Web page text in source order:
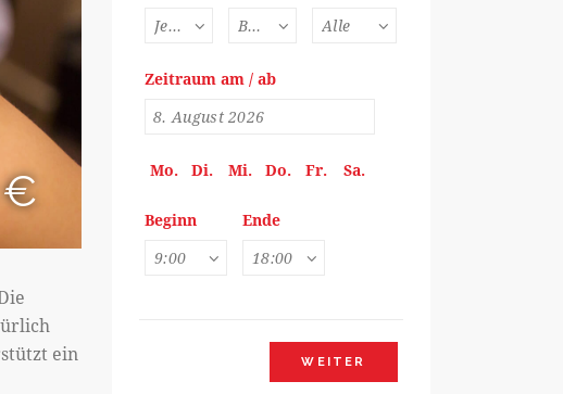
€
ein
Zeitraum am / ab
Mo. Di. Mi. Do. Fr. Sa.
Beginn Ende
WEITER